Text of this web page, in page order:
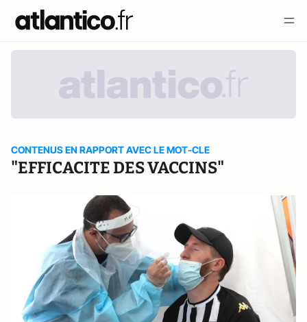
CONTENUS EN RAPPORT AVEC LE MOT-CLE
"EFFICACITE DES VACCINS"